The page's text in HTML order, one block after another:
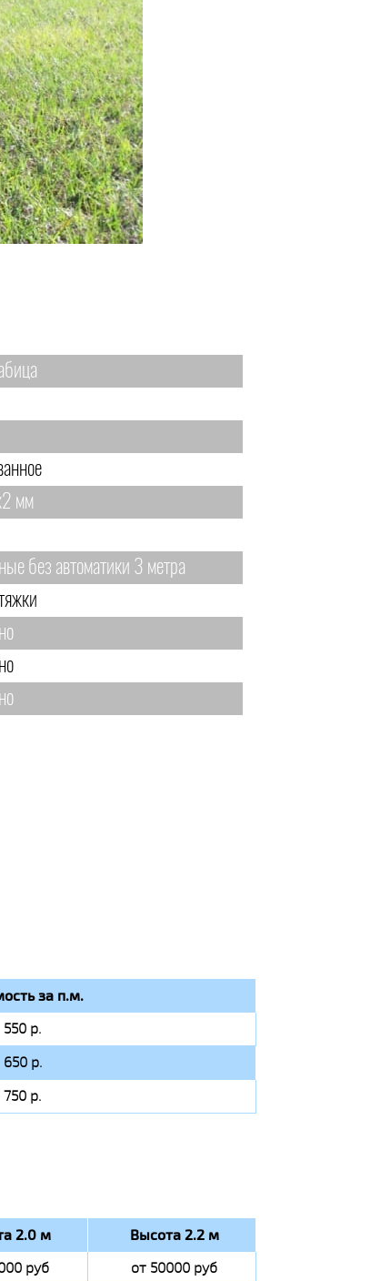
мм
без автоматики 3 метра
за п.м.
550 р.
650 р.
750 р.
2.0 м Высота 2.2 м
руб
от 50000 руб